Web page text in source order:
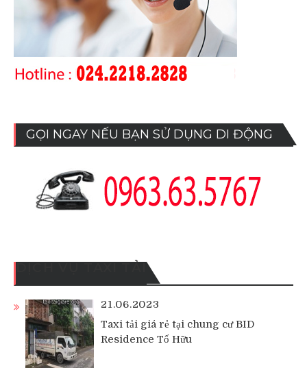
GỌI NGAY NẾU BẠN SỬ DỤNG DI ĐỘNG
21.06.2023
Taxi tải giá rẻ tại chung cư BID
Residence Tố Hữu